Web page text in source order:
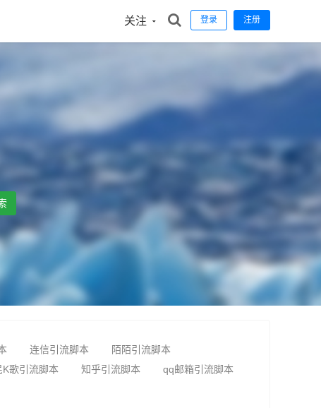
登录 注册
关注
连信引流脚本
陌陌引流脚本
K歌引流脚本 知乎引流脚本
qq邮箱引流脚本